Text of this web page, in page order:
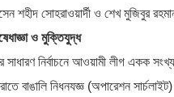
শহীদ সোহরাওয়ার্দী ও শেখ মুজিবুর
ও মুক্তিযুদ্ধ
সাধারণ নির্বাচনে আওয়ামী লীগ একক
বাঙালি নিধনযজ্ঞ (অপারেশন